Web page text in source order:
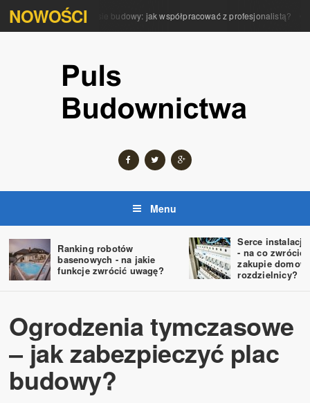
NOWOŚCI
architekta w procesie budowy: jak współpracować z profesjonalistą?
Menu
Ranking robotów
basenowych - na jakie
funkcje zwrócić uwagę?
Serce instalacji
- na co zwrócić
zakupie
rozdzielnicy?
Ogrodzenia tymczasowe
– jak zabezpieczyć plac
budowy?